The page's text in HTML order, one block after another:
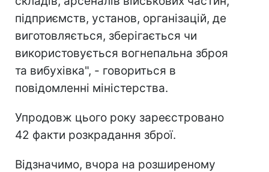
підприємств, установ, організацій, де
виготовляється, зберігається чи
використовується вогнепальна зброя
та вибухівка", - говориться в
повідомленні міністерства.
Упродовж цього року зареєстровано
42 факти розкрадання зброї.
Відзначимо, вчора на розширеному